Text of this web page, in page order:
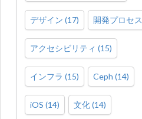
デザイン (17) 開発プロセス
アクセシビリティ (15)
インフラ (15) Ceph (14)
iOS (14) 文化(14)